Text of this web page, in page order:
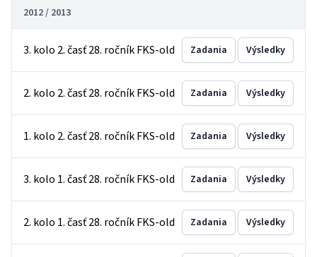
2012 / 2013
3. kolo 2. časť 28. ročník FKS-old Zadania Výsledky
2. kolo 2. časť 28. ročník FKS-old Zadania Výsledky
1. kolo 2. časť 28. ročník FKS-old Zadania Výsledky
3. kolo 1. časť 28. ročník FKS-old Zadania Výsledky
2. kolo 1. časť 28. ročník FKS-old Zadania Výsledky